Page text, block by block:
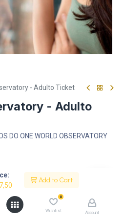
Add to Cart
0
Wishlist Account
- Adulto Ticket
- Adulto
DO ONE WORLD OBSERVATORY
+ $